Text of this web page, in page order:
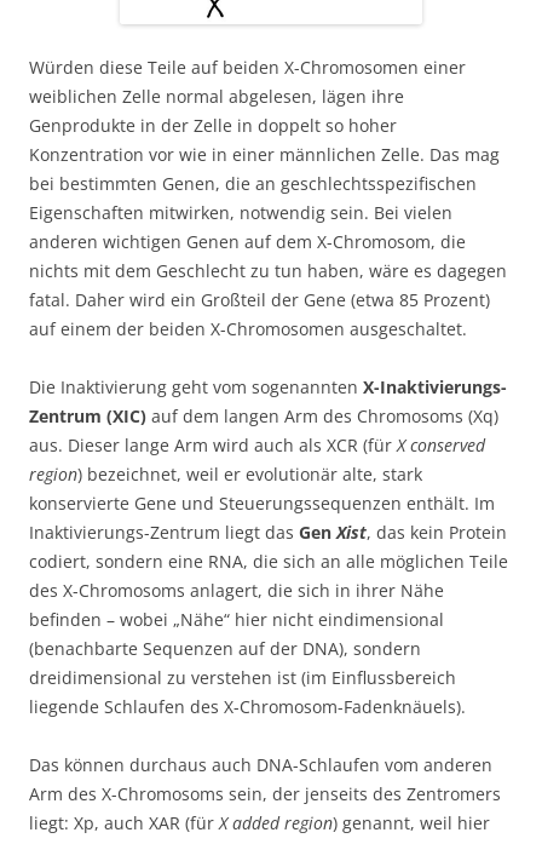
Würden diese Teile auf beiden X-Chromosomen einer
weiblichen Zelle normal abgelesen, lägen ihre
Genprodukte in der Zelle in doppelt so hoher
Konzentration vor wie in einer männlichen Zelle. Das mag
bei bestimmten Genen, die an geschlechtsspezifischen
Eigenschaften mitwirken, notwendig sein. Bei vielen
anderen wichtigen Genen auf dem X-Chromosom, die
nichts mit dem Geschlecht zu tun haben, wäre es dagegen
fatal. Daher wird ein Großteil der Gene (etwa 85 Prozent)
auf einem der beiden X-Chromosomen ausgeschaltet.
Die Inaktivierung geht vom sogenannten X-Inaktivierungs-
Zentrum (XIC) auf dem langen Arm des Chromosoms (Xq)
aus. Dieser lange Arm wird auch als XCR (fürX conserved
region) bezeichnet, weil er evolutionär alte, stark
konservierte Gene und Steuerungssequenzen enthält. Im
Inaktivierungs-Zentrum liegt das GenXist, das kein Protein
codiert, sondern eine RNA, die sich an alle möglichen Teile
des X-Chromosoms anlagert, die sich in ihrer Nähe
befinden – wobei „Nähe“ hier nicht eindimensional
(benachbarte Sequenzen auf der DNA), sondern
dreidimensional zu verstehen ist (im Einflussbereich
liegende Schlaufen des X-Chromosom-Fadenknäuels).
Das können durchaus auch DNA-Schlaufen vom anderen
Arm des X-Chromosoms sein, der jenseits des Zentromers
liegt: Xp, auch XAR (fürX added region) genannt, weil hier